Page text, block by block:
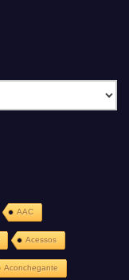
AAC
Acessos
Aconchegante